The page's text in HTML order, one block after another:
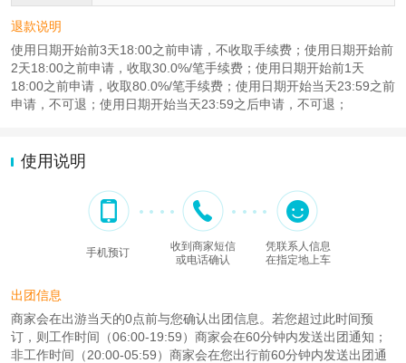
退款说明
使用日期开始前3天18:00之前申请，不收取手续费；使用日期开始前
2天18:00之前申请，收取30.0%/笔手续费；使用日期开始前1天
18:00之前申请，收取80.0%/笔手续费；使用日期开始当天23:59之前
申请，不可退；使用日期开始当天23:59之后申请，不可退；
使用说明
手机预订
收到商家短信
或电话确认
凭联系人信息
在指定地上车
出团信息
商家会在出游当天的0点前与您确认出团信息。若您超过此时间预
订，则工作时间（06:00-19:59）商家会在60分钟内发送出团通知；
非工作时间（20:00-05:59）商家会在您出行前60分钟内发送出团通